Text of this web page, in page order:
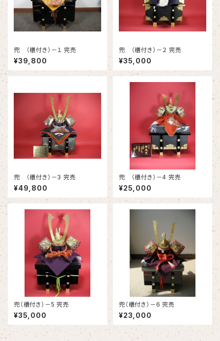
兜 （櫃付き）－１ 完売
¥39,800
兜 （櫃付き）－２ 完売
¥35,000
兜 （櫃付き）－3 完売
¥49,800
兜 （櫃付き）－4 完売
¥25,000
兜（櫃付き）－5 完売
¥35,000
兜（櫃付き）－6 完売
¥23,000